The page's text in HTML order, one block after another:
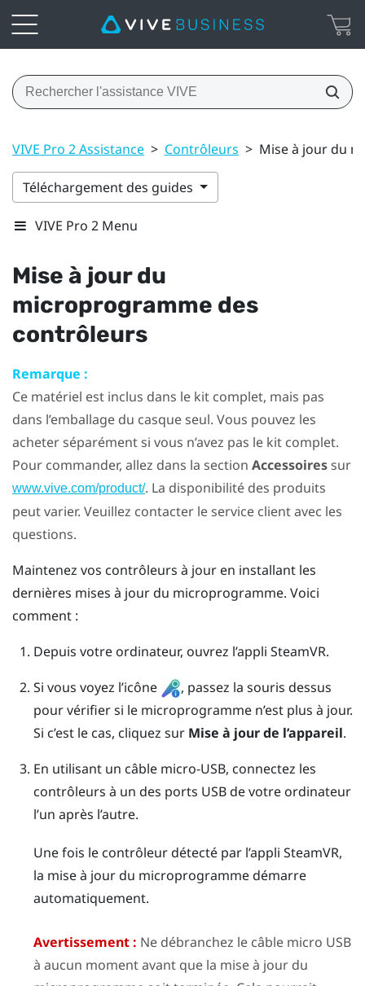
VIVE Pro 2 Assistance > Contrôleurs > Mise à jour du
Téléchargement des guides
VIVE Pro 2 Menu
Mise à jour du
microprogramme des
contrôleurs
Remarque :
Ce matériel est inclus dans le kit complet, mais pas
dans l’emballage du casque seul. Vous pouvez les
acheter séparément si vous n’avez pas le kit complet.
Pour commander, allez dans la section Accessoiressur
www.vive.com/product/. La disponibilité des produits
peut varier. Veuillez contacter le service client avec les
questions.
Maintenez vos contrôleurs à jour en installant les
dernières mises à jour du microprogramme. Voici
comment :
Depuis votre ordinateur, ouvrez l’appli SteamVR.
Si vous voyez l’icône
, passez la souris dessus
pour vérifier si le microprogramme n’est plus à jour.
Si c’est le cas, cliquez sur Mise à jour de l’appareil.
En utilisant un câble micro-USB, connectez les
contrôleurs à un des ports USB de votre ordinateur
l’un après l’autre.
Une fois le contrôleur détecté par l’appli SteamVR,
la mise à jour du microprogramme démarre
automatiquement.
Avertissement : Ne débranchez le câble micro USB
à aucun moment avant que la mise à jour du